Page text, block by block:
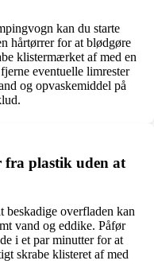
kan du starte
hårtørrer for at blødgøre
klistermærket af med en
eventuelle limrester
og opvaskemiddel på
plastik uden at
beskadige overfladen kan
vand og eddike. Påfør
i et par minutter for at
skrabe klisteret af med